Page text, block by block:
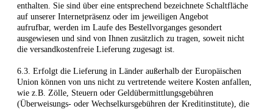
enthalten. Sie sind über eine entsprechend bezeichnete Schaltfläche
auf unserer Internetpräsenz oder im jeweiligen Angebot
aufrufbar, werden im Laufe des Bestellvorganges gesondert
ausgewiesen und sind von Ihnen zusätzlich zu tragen, soweit nicht
die versandkostenfreie Lieferung zugesagt ist.
6.3. Erfolgt die Lieferung in Länder außerhalb der Europäischen
Union können von uns nicht zu vertretende weitere Kosten anfallen,
wie z.B. Zölle, Steuern oder Geldübermittlungsgebühren
(Überweisungs- oder Wechselkursgebühren der Kreditinstitute), die